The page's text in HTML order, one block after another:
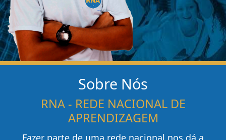
Sobre Nós
RNA - REDE NACIONAL DE
APRENDIZAGEM